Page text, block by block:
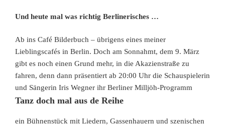
Und heute mal was richtig Berlinerisches …
Ab ins Café Bilderbuch – übrigens eines meiner
Lieblingscafés in Berlin. Doch am Sonnahmt, dem 9. März
gibt es noch einen Grund mehr, in die Akazienstraße zu
fahren, denn dann präsentiert ab 20:00 Uhr die Schauspielerin
und Sängerin Iris Wegner ihr Berliner Milljöh-Programm
Tanz doch mal aus de Reihe
ein Bühnenstück mit Liedern, Gassenhauern und szenischen